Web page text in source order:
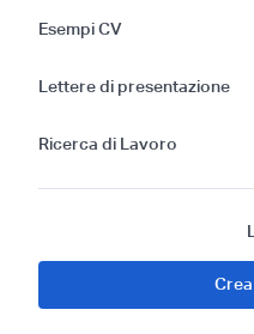
Esempi CV
Lettere di presentazione
Ricerca di Lavoro
Crea
Addetta
guida